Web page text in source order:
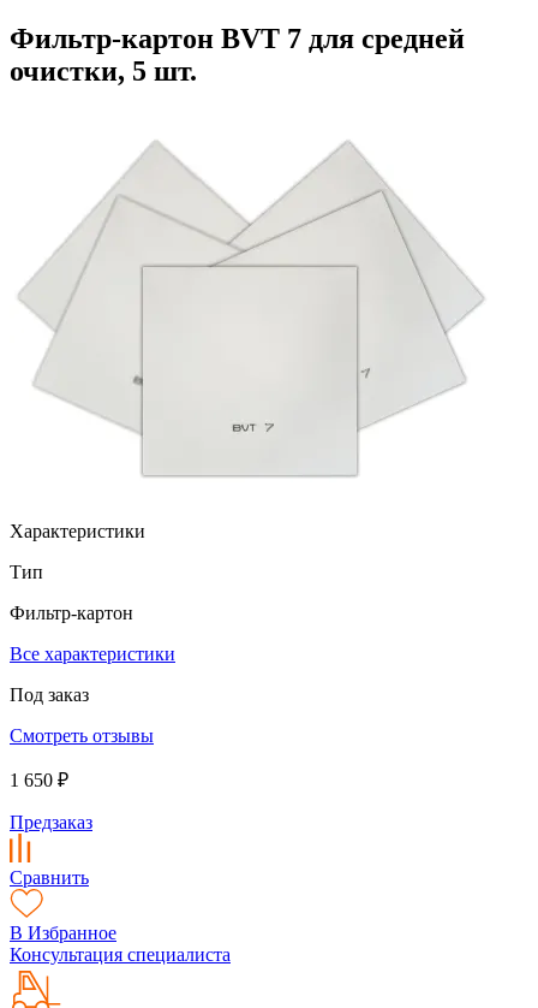
Фильтр-картон BVT 7 для средней
очистки, 5 шт.
Характеристики
Тип
Фильтр-картон
Все характеристики
Под заказ
Смотреть отзывы
1 650 ₽
Предзаказ
Сравнить
В Избранное
Консультация специалиста